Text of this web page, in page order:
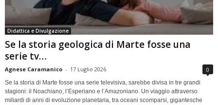
Didattica e Divulgazione
Se la storia geologica di Marte fosse una
serie tv…
Agnese Caramanico - 17 Luglio 2026 0
Se la storia di Marte fosse una serie televisiva, sarebbe divisa in tre grandi
stagioni: il Noachiano, l’Esperiano e l’Amazoniano. Un viaggio attraverso
miliardi di anni di evoluzione planetaria, tra oceani scomparsi, gigantesche